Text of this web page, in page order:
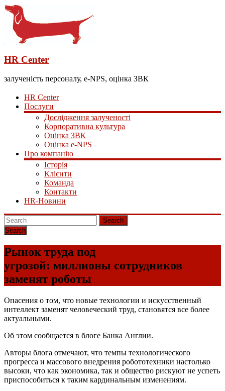
HR Center
залученість персоналу, e-NPS, оцінка ЗВК
HR Center
Послуги
Дослідження залученості
Корпоративна культура
Оцінка ЗВК
Оцінка e-NPS
Про компанію
Історія
Клієнти
Команда
Контакти
HR-Новини
Search
Рынок труда под
угрозой: миллионы сотрудников
заменят роботы
Опасения о том, что новые технологии и искусственный
интеллект заменят человеческий труд, становятся все более
актуальными.
Об этом сообщается в блоге Банка Англии.
Авторы блога отмечают, что темпы технологического
прогресса и массового внедрения робототехники настолько
высоки, что как экономика, так и общество рискуют не успеть
приспособиться к таким кардинальным изменениям.